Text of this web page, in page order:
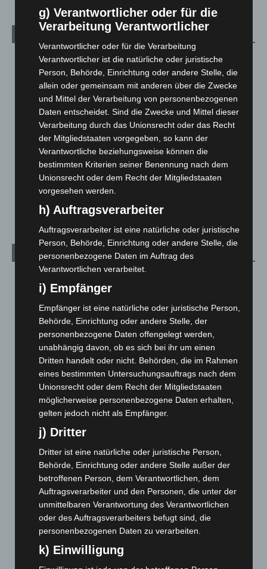
Blaulicht
Corona-News
712
Hannover und Region
5.035
Langenhagen und Ortsteile
3.249
Leserbriefe
Menschen
Über uns
Veranstaltungen
Archiv
Juli 2026
(73)
Juni 2026(139)
Mai 2026(99)
April 2026(99)
März 2026
(115)
Februar 2026(109)
Januar 2026(122)
November 2025(114)
Oktober 2025 (112)
September 2025 (93)
August 2025(90)
Juli 2025
(90)
Juni 2025(103)
Mai 2025(112)
April 2025(88)
g) Verantwortlicher oder für die
Verarbeitung Verantwortlicher
Verantwortlicher oder für die Verarbeitung
Verantwortlicher ist die natürliche oder juristische
Person, Behörde, Einrichtung oder andere Stelle, die
allein oder gemeinsam mit anderen über die Zwecke
und Mittel der Verarbeitung von personenbezogenen
Daten entscheidet. Sind die Zwecke und Mittel dieser
Verarbeitung durch das Unionsrecht oder das Recht
der Mitgliedstaaten vorgegeben, so kann der
Verantwortliche beziehungsweise können die
bestimmten Kriterien seiner Benennung nach dem
Unionsrecht oder dem Recht der Mitgliedstaaten
vorgesehen werden.
h) Auftragsverarbeiter
Auftragsverarbeiter ist eine natürliche oder juristische
Person, Behörde, Einrichtung oder andere Stelle, die
personenbezogene Daten im Auftrag des
Verantwortlichen verarbeitet.
i) Empfänger
Empfänger ist eine natürliche oder juristische Person,
Behörde, Einrichtung oder andere Stelle, der
personenbezogene Daten offengelegt werden,
unabhängig davon, ob es sich bei ihr um einen
Dritten handelt oder nicht. Behörden, die im Rahmen
eines bestimmten Untersuchungsauftrags nach dem
Unionsrecht oder dem Recht der Mitgliedstaaten
möglicherweise personenbezogene Daten erhalten,
gelten jedoch nicht als Empfänger.
j) Dritter
Dritter ist eine natürliche oder juristische Person,
Behörde, Einrichtung oder andere Stelle außer der
betroffenen Person, dem Verantwortlichen, dem
Auftragsverarbeiter und den Personen, die unter der
unmittelbaren Verantwortung des Verantwortlichen
oder des Auftragsverarbeiters befugt sind, die
personenbezogenen Daten zu verarbeiten.
k) Einwilligung